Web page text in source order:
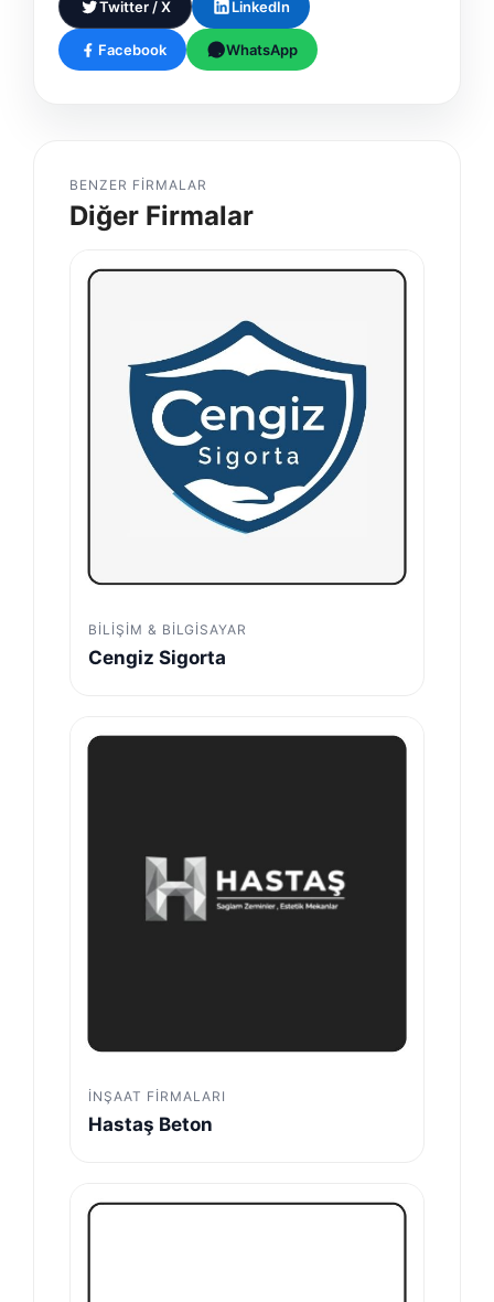
Twitter / X LinkedIn
Facebook WhatsApp
BENZER FIRMALAR
Diğer Firmalar
BILIŞIM & BILGISAYAR
Cengiz Sigorta
İNŞAAT FIRMALARI
Hastaş Beton